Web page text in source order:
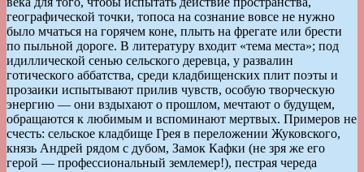
географической точки, топоса на сознание вовсе не нужно
было мчаться на горячем коне, плыть на фрегате или брести
по пыльной дороге. В литературу входит «тема места»; под
идиллической сенью сельского деревца, у развалин
готического аббатства, среди кладбищенских плит поэты и
прозаики испытывают прилив чувств, особую творческую
энергию — они вздыхают о прошлом, мечтают о будущем,
обращаются к любимым и вспоминают мертвых. Примеров не
счесть: сельское кладбище Грея в переложении Жуковского,
князь Андрей рядом с дубом, Замок Кафки (не зря же его
герой — профессиональный землемер!), пестрая череда